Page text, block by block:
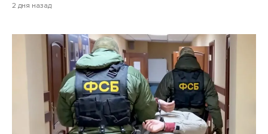
2 дня назад